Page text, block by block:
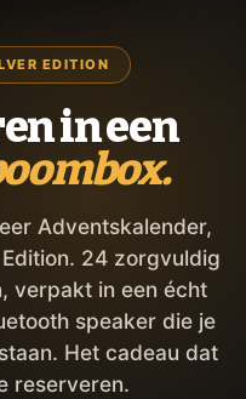
EDITION
in een
Adventskalender,
24 zorgvuldig
verpakt in een écht
speaker die je
Het cadeau dat
reserveren.